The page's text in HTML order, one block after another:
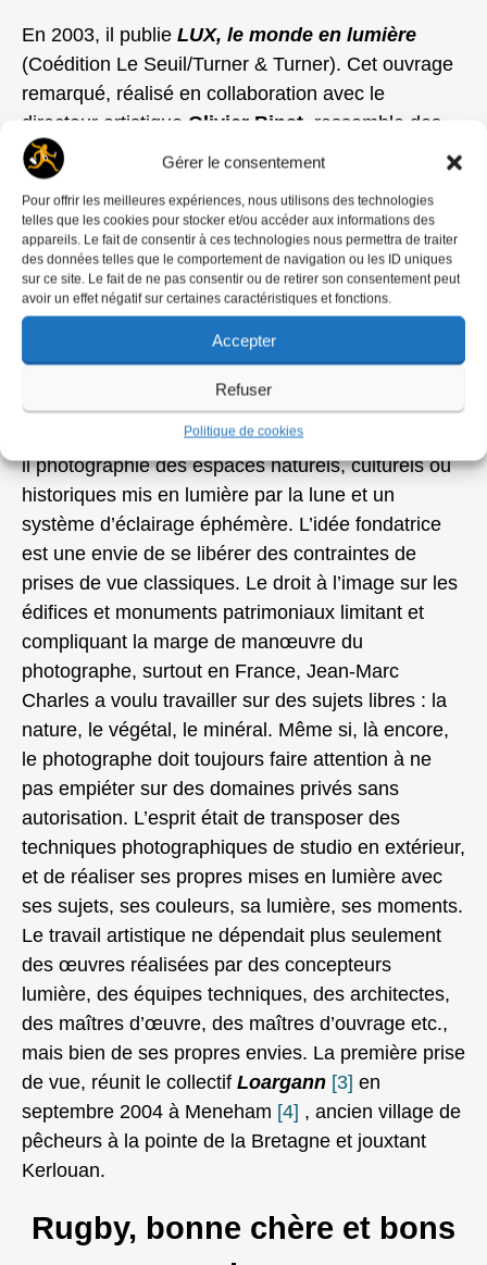
Gérer le consentement
Pour offrir les meilleures expériences, nous utilisons des technologies
telles que les cookies pour stocker et/ou accéder aux informations des
appareils. Le fait de consentir à ces technologies nous permettra de traiter
des données telles que le comportement de navigation ou les ID uniques
sur ce site. Le fait de ne pas consentir ou de retirer son consentement peut
avoir un effet négatif sur certaines caractéristiques et fonctions.
Accepter
Refuser
Politique de cookies
En 2003, il publie LUX, le monde en lumière
(Coédition Le Seuil/Turner & Turner). Cet ouvrage
remarqué, réalisé en collaboration avec le
directeur artistique Olivier Binst, rassemble des
clichés de monuments éclairés comme la pyramide
du Louvre, la cathédrale d’Amiens, le Colisée de
Rome ou la grande mosquée de Kairouan. Le livre
sera pour de plus jeunes photographes une source
d’inspiration. En 2005 il publieLes Couleurs de la
Lumi ère(Editions Le bec en l’air) puis, en 2006,
Paris d’ombre et de lumi
Villages).
En 2004, avec son compliceRichard Thomas,il
Loargann[2]. Dans le crépuscule,
il photographie des espaces naturels, culturels ou
historiques mis en lumière par la lune et un
système d’éclairage éphémère. L’idée fondatrice
est une envie de se libérer des contraintes de
prises de vue classiques. Le droit à l’image sur les
édifices et monuments patrimoniaux limitant et
compliquant la marge de manœuvre du
photographe, surtout en France, Jean-Marc
Charles a voulu travailler sur des sujets libres : la
nature, le végétal, le minéral. Même si, là encore,
le photographe doit toujours faire attention à ne
pas empiéter sur des domaines privés sans
autorisation. L’esprit était de transposer des
techniques photographiques de studio en extérieur,
et de réaliser ses propres mises en lumière avec
ses sujets, ses couleurs, sa lumière, ses moments.
Le travail artistique ne dépendait plus seulement
des œuvres réalisées par des concepteurs
lumière, des équipes techniques, des architectes,
des maîtres d’œuvre, des maîtres d’ouvrage etc.,
mais bien de ses propres envies. La première prise
de vue, réunit le collectif Loargann [3] en
septembre 2004 à Meneham [4] , ancien village de
pêcheurs à la pointe de la Bretagne et jouxtant
Kerlouan.
Rugby, bonne chère et bons